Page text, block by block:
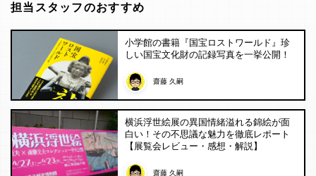
担当スタッフのおすすめ
小学館の書籍『国宝ロストワールド』珍
しい国宝文化財の記録写真を一挙公開！
齋藤 久嗣
横浜浮世絵展の異国情緒溢れる錦絵が面
白い！その不思議な魅力を徹底レポート
【展覧会レビュー・感想・解説】
齋藤 久嗣